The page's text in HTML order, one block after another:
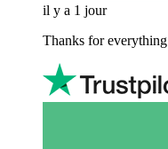
il y a 1 jour
Thanks for everything